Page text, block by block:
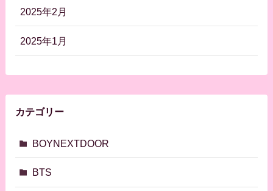
2025年2月
2025年1月
カテゴリー
BOYNEXTDOOR
BTS